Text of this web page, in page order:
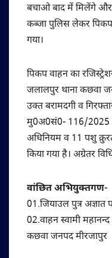
बचाओ बाद में मिलेंगे
कब्जा पुलिस लेकर
गया।
पिकप वाहन का
जलालपुर थाना कछवा
उक्त बरामदगी व
मु0अ0सं0- 116/2025
अधिनियम व 11 पशु
किया गया है। अग्रेतर
वांछित अभियुक्तगण-
01.जियाउल पुत्र अज्ञात
02.वाहन स्वामी
कछवा जनपद मीरजापुर